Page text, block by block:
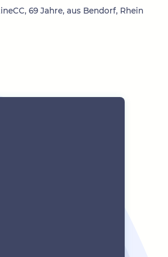
69 Jahre, aus Bendorf, Rhein